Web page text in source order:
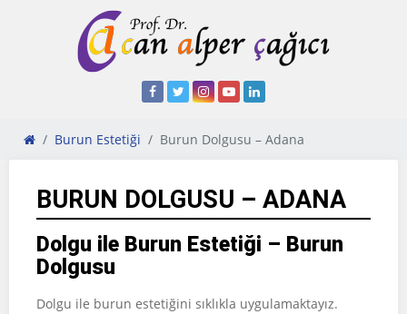
Burun Estetiği Burun Dolgusu – Adana
BURUN DOLGUSU – ADANA
Dolgu ile Burun Estetiği – Burun
Dolgusu
Dolgu ile burun estetiğini sıklıkla uygulamaktayız.